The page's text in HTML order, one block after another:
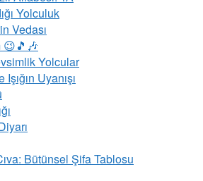
Yolculuk
Vedası
😉🎵🎶
Yolcular
Uyanışı
Bütünsel Şifa Tablosu